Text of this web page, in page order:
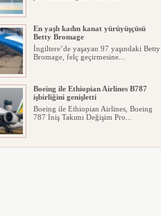
En yaşlı kadın kanat yürüyüşçüsü
Betty Bromage
İngiltere’de yaşayan 97 yaşındaki Betty
Bromage, felç geçirmesine...
Boeing ile Ethiopian Airlines B787
işbirliğini genişletti
Boeing ile Ethiopian Airlines, Boeing
787 İniş Takımı Değişim Pro...
A319 orman yangınlarında